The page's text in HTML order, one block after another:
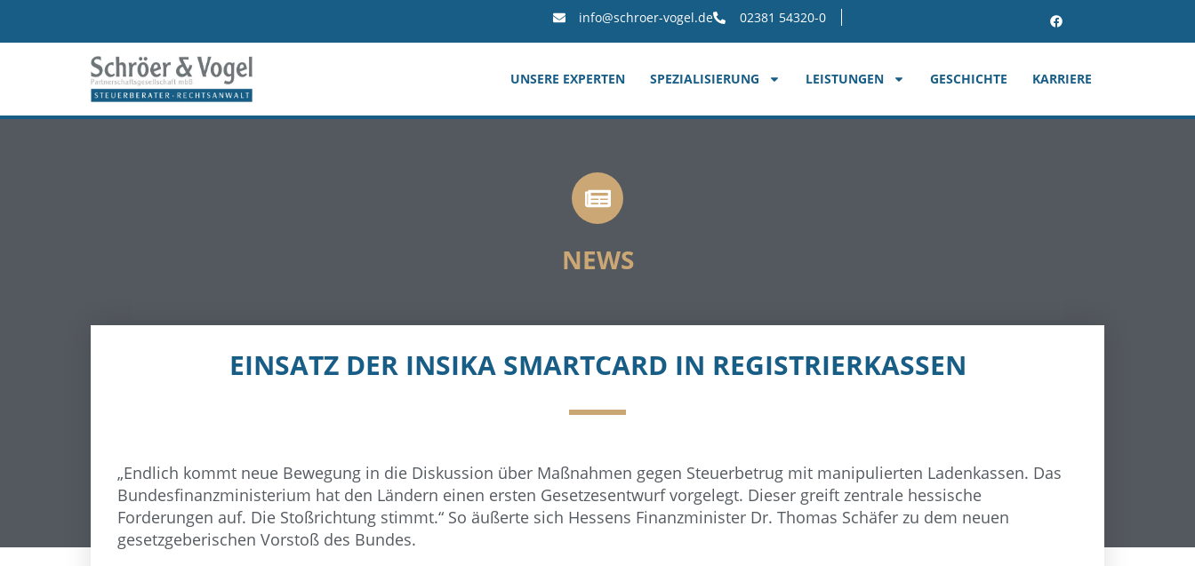
info@schroer-vogel.de 02381 54320-0
UNSERE EXPERTEN SPEZIALISIERUNG LEISTUNGEN GESCHICHTE KARRIERE
NEWS
EINSATZ DER INSIKA SMARTCARD IN REGISTRIERKASSEN
„Endlich kommt neue Bewegung in die Diskussion über Maßnahmen gegen Steuerbetrug mit manipulierten Ladenkassen. Das
Bundesfinanzministerium hat den Ländern einen ersten Gesetzesentwurf vorgelegt. Dieser greift zentrale hessische
Forderungen auf. Die Stoßrichtung stimmt.“ So äußerte sich Hessens Finanzminister Dr. Thomas Schäfer zu dem neuen
gesetzgeberischen Vorstoß des Bundes.